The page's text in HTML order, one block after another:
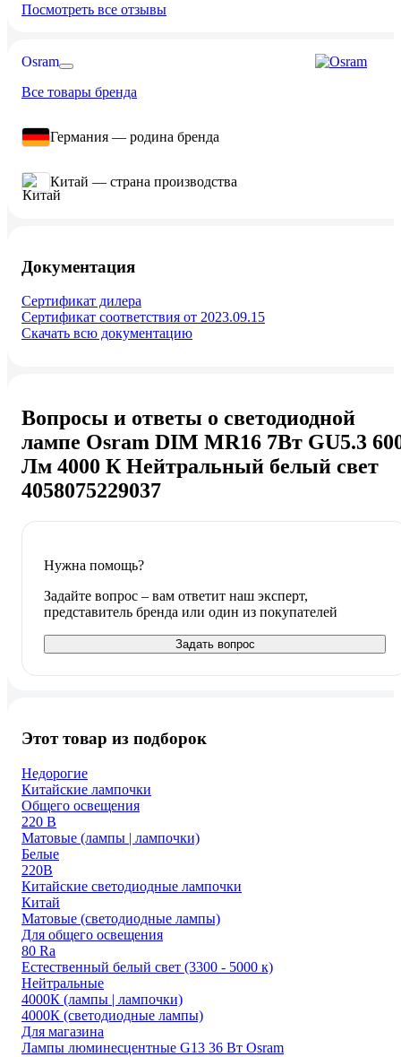
Посмотреть все отзывы
Osram
Все товары бренда
Германия — родина бренда
Китай — страна производства
Документация
Сертификат дилера
Сертификат соответствия от 2023.09.15
Скачать всю документацию
Вопросы и ответы о светодиодной
лампе Osram DIM MR16 7Вт GU5.3
Лм 4000 К Нейтральный белый свет
4058075229037
Нужна помощь?
Задайте вопрос – вам ответит наш эксперт,
представитель бренда или один из покупателей
Задать вопрос
Этот товар из подборок
Недорогие
Китайские лампочки
Общего освещения
220 В
Матовые (лампы | лампочки)
Белые
220В
Китайские светодиодные лампочки
Китай
Матовые (светодиодные лампы)
Для общего освещения
80 Ra
Естественный белый свет (3300 - 5000 к)
Нейтральные
4000К (лампы | лампочки)
4000К (светодиодные лампы)
Для магазина
Лампы люминесцентные G13 36 Вт Osram